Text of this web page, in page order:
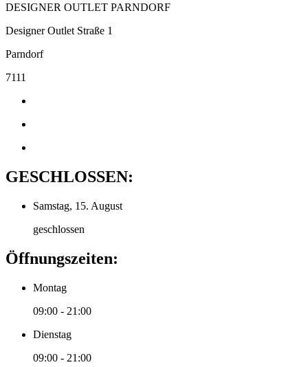
DESIGNER OUTLET PARNDORF
Designer Outlet Straße 1
Parndorf
7111
GESCHLOSSEN:
Samstag, 15. August
geschlossen
Öffnungszeiten:
Montag
09:00 - 21:00
Dienstag
09:00 - 21:00